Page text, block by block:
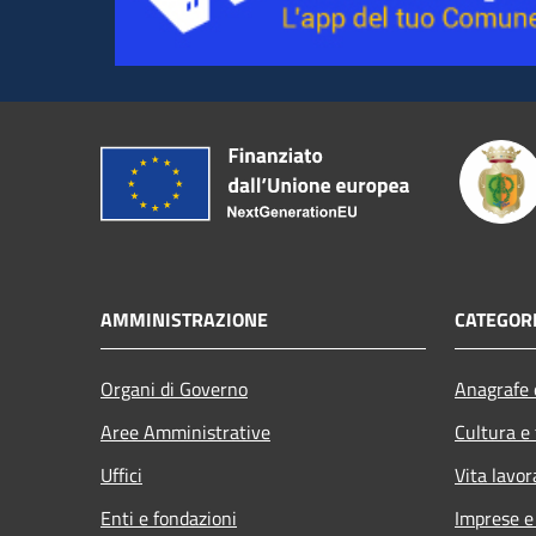
AMMINISTRAZIONE
Organi di Governo
Aree Amministrative
Uffici
Enti e fondazioni
Cultura
Vita
Imprese